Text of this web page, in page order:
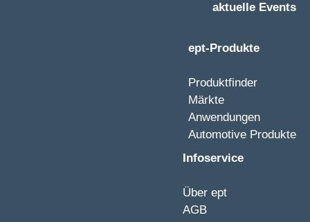
aktuelle Events
ept-Produkte
Produktfinder
Märkte
Anwendungen
Automotive Produkte
Infoservice
Über ept
AGB